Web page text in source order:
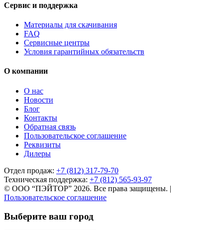
Сервис и поддержка
Материалы для скачивания
FAQ
Сервисные центры
Условия гарантийных обязательств
О компании
О нас
Новости
Блог
Контакты
Обратная связь
Пользовательское соглашение
Реквизиты
Дилеры
Отдел продаж: +7 (812) 317-79-70
Техническая поддержка: +7 (812) 565-93-97
© ООО “ПЭЙТОР” 2026. Все права защищены. |
Пользовательское соглашение
Выберите ваш город